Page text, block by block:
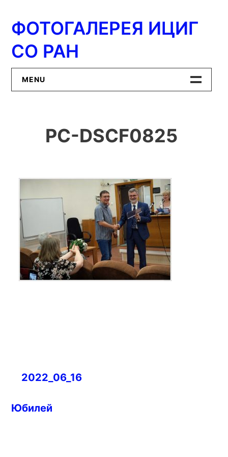
содержимому
ФОТОГАЛЕРЕЯ ИЦИГ
СО РАН
MENU
ИЦиГ СО РАН
PC-DSCF0825
Навигация
записям
2022_06_16
Юбилей